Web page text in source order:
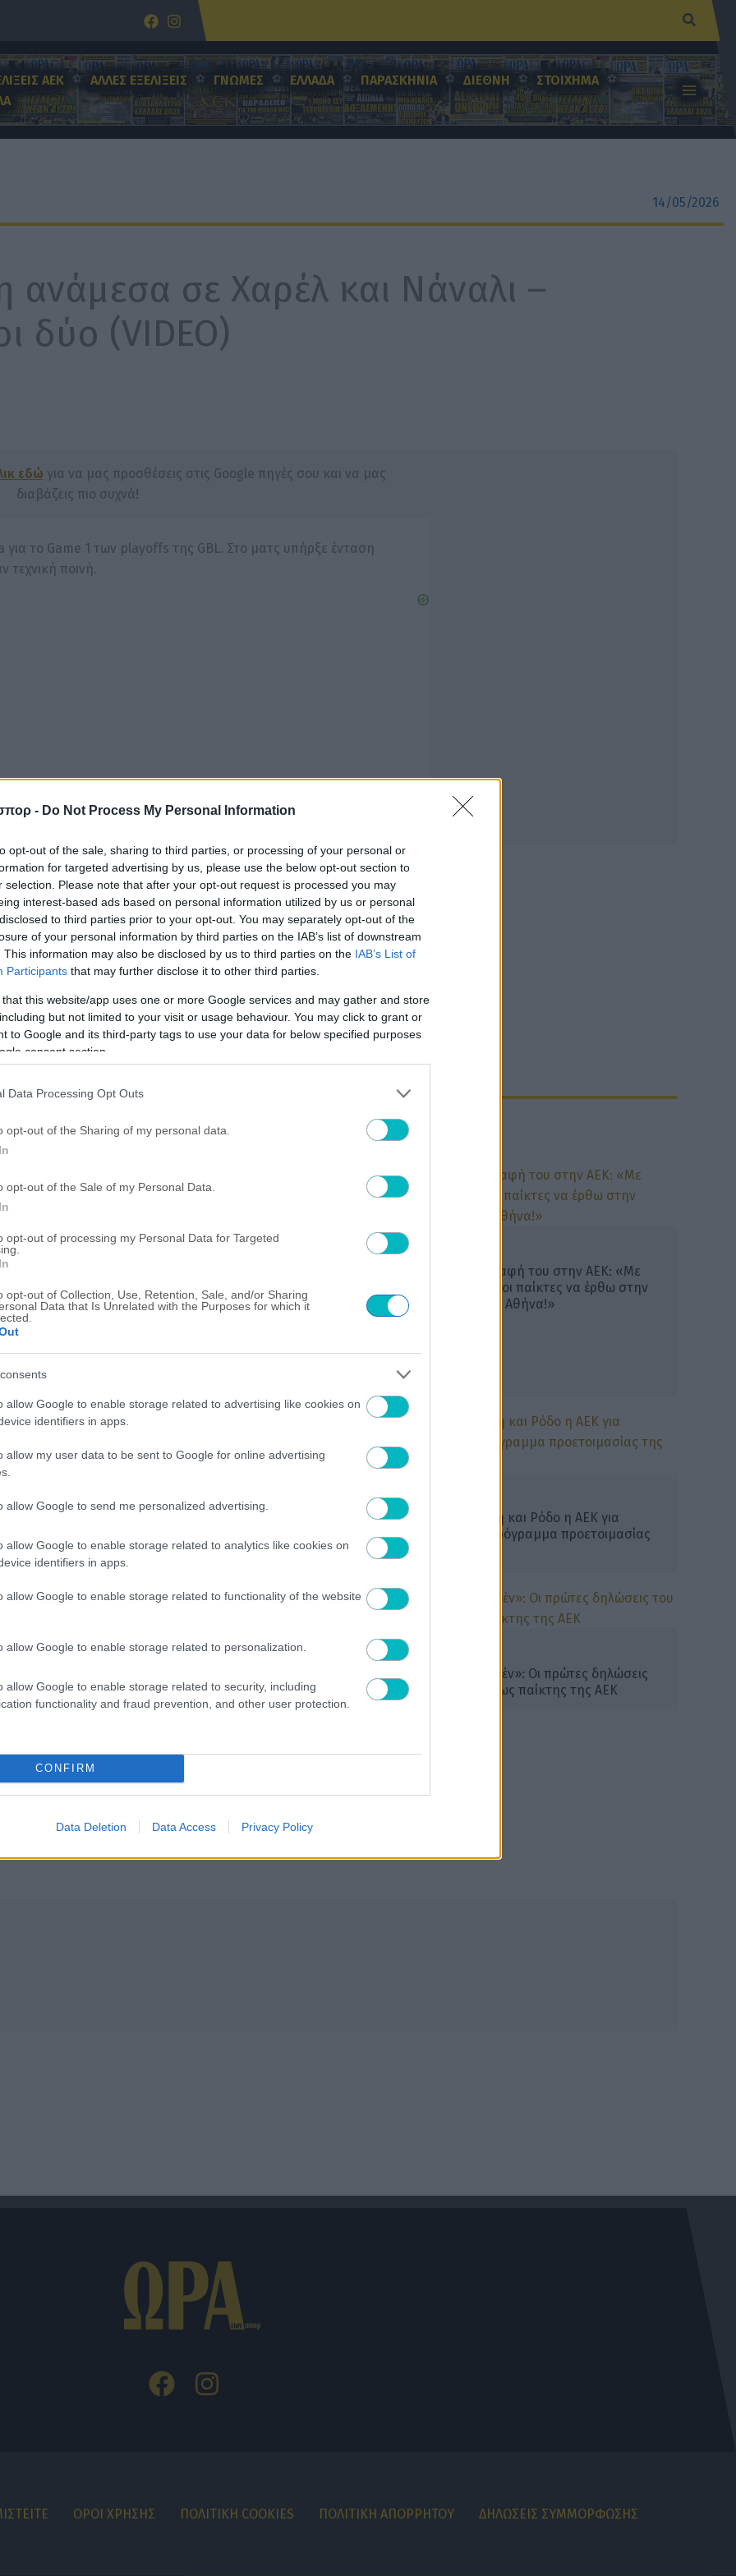
- Do Not Process My Personal Information
opt-out of the sale, sharing to third parties, or processing of your personal or
for targeted advertising by us, please use the below opt-out section to
selection. Please note that after your opt-out request is processed you may
interest-based ads based on personal information utilized by us or personal
to third parties prior to your opt-out. You may separately opt-out of the
of your personal information by third parties on the IAB’s list of downstream
This information may also be disclosed by us to third parties on the IAB’s List of
Participants that may further disclose it to other third parties.
that this website/app uses one or more Google services and may gather and store
but not limited to your visit or usage behaviour. You may click to grant or
to Google and its third-party tags to use your data for below specified purposes
consent section.
Data Processing Opt Outs
opt-out of the Sharing of my personal data.
opt-out of the Sale of my Personal Data.
opt-out of processing my Personal Data for Targeted
opt-out of Collection, Use, Retention, Sale, and/or Sharing
Data that Is Unrelated with the Purposes for which it
allow Google to enable storage related to advertising like cookies on
identifiers in apps.
allow my user data to be sent to Google for online advertising
allow Google to send me personalized advertising.
allow Google to enable storage related to analytics like cookies on
identifiers in apps.
allow Google to enable storage related to functionality of the website
allow Google to enable storage related to personalization.
allow Google to enable storage related to security, including
functionality and fraud prevention, and other user protection.
CONFIRM
Data Deletion Data Access Privacy Policy
ΑΕΚ ΑΛΛΕΣ ΕΞΕΛΙΞΕΙΣ ΓΝΩΜΕΣ ΕΛΛΑΔΑ ΠΑΡΑΣΚΗΝΙΑ ΔΙΕΘΝΗ
ΣΤΟΙΧΗΜΑ
14/05/2026
ανάμεσα σε Χαρέλ και Νάναλι –
δύο (VIDEO)
εδώ για να μας προσθέσεις στις Google πηγές σου και να μας
διαβάζεις πιο συχνά!
για το Game 1 των playoffs της GBL. Στο ματς υπήρξε ένταση
τεχνική ποινή.
ΑΕΚ Άρης
ΜΠΑΣΚΕΤ ΑΕΚ
Νόλεϊ για την μεταγραφή του στην ΑΕΚ: «Με
έπεισαν ο Σάκοτα και οι παίκτες να έρθω στην
ομάδα – Λατρέυω την Αθήνα!»
ΜΠΑΣΚΕΤ ΑΕΚ
ΜΠΑΣΚΕΤ ΑΕΚ
Σε Κωνσταντινούπολη και Ρόδο η ΑΕΚ για
τουρνουά – Όλο το πρόγραμμα προετοιμασίας
της «Βασίλισσας»
ΜΠΑΣΚΕΤ ΑΕΚ
για τον Φλιώνη
ΜΠΑΣΚΕΤ ΑΕΚ
«Ξεκινώ από το… μηδέν»: Οι πρώτες δηλώσεις
του Βασίλη Χαρτώνα ως παίκτης της ΑΕΚ
ΟΡΟΙ ΧΡΗΣΗΣ ΠΟΛΙΤΙΚΗ COOKIES ΠΟΛΙΤΙΚΗ ΑΠΟΡΡΗΤΟΥ ΔΗΛΩΣΕΙΣ ΣΥΜΜΟΡΦΩΣΗΣ